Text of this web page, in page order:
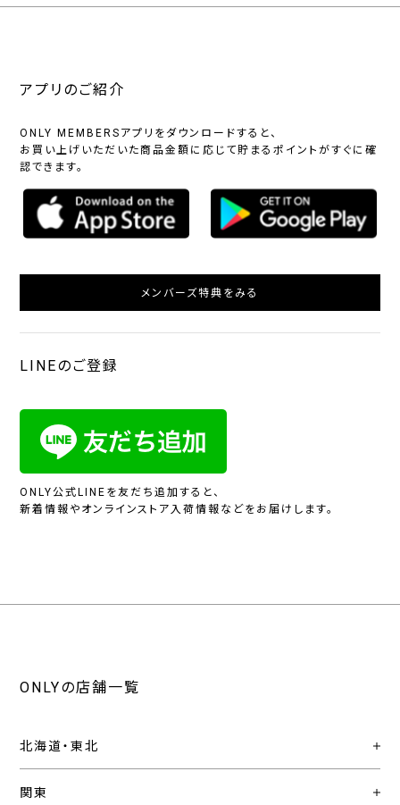
アプリのご紹介
ONLY MEMBERSアプリをダウンロードすると、
お買い上げいただいた商品金額に応じて貯まるポイントがすぐに確
認できます。
メンバーズ特典をみる
LINEのご登録
ONLY公式LINEを友だち追加すると、
新着情報やオンラインストア入荷情報などをお届けします。
ONLYの店舗一覧
北海道・東北
関東